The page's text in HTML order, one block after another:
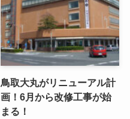
鳥取大丸がリニューアル計
画！6月から改修工事が始
まる！